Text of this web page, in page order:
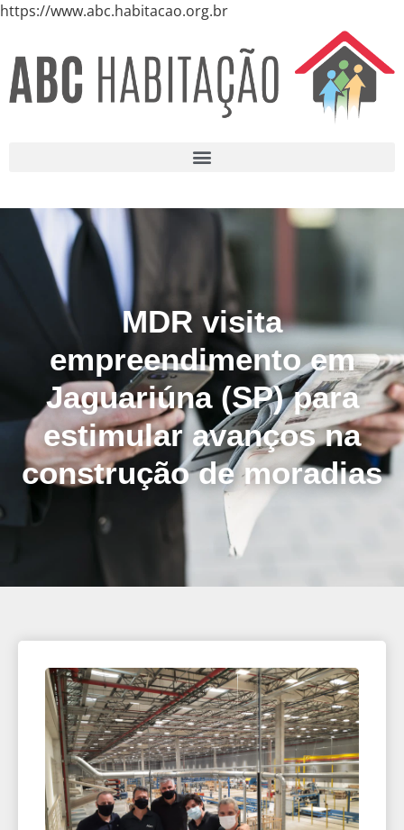
https://www.abc.habitacao.org.br
MDR visita
empreendimento em
Jaguariúna (SP) para
estimular avanços na
construção de moradias